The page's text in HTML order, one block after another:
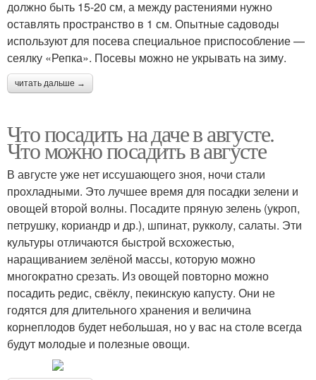
должно быть 15-20 см, а между растениями нужно
оставлять пространство в 1 см. Опытные садоводы
используют для посева специальное приспособление —
сеялку «Репка». Посевы можно не укрывать на зиму.
читать дальше →
Что посадить на даче в августе.
Что можно посадить в августе
В августе уже нет иссушающего зноя, ночи стали
прохладными. Это лучшее время для посадки зелени и
овощей второй волны. Посадите пряную зелень (укроп,
петрушку, кориандр и др.), шпинат, рукколу, салаты. Эти
культуры отличаются быстрой всхожестью,
наращиванием зелёной массы, которую можно
многократно срезать. Из овощей повторно можно
посадить редис, свёклу, пекинскую капусту. Они не
годятся для длительного хранения и величина
корнеплодов будет небольшая, но у вас на столе всегда
будут молодые и полезные овощи.